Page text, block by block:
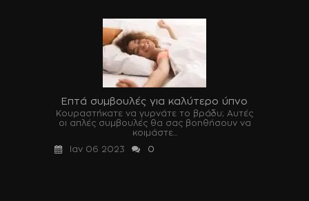
Επτά συμβουλές για καλύτερο ύπνο
Κουραστήκατε να γυρνάτε το βράδυ; Αυτές
οι απλές συμβουλές θα σας βοηθήσουν να
κοιμάστε...
Ιαν 06 2023
0